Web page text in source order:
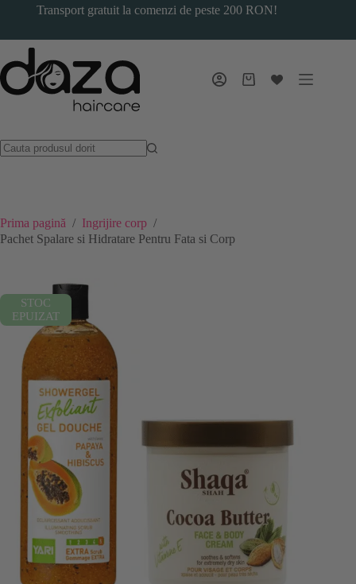
Transport gratuit la comenzi de peste 200 RON!
Coș
Prima pagină / Ingrijire corp /
Pachet Spalare si Hidratare Pentru Fata si Corp
STOC
EPUIZAT